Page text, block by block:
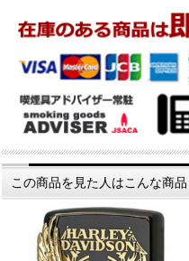
この商品を見た人はこんな商